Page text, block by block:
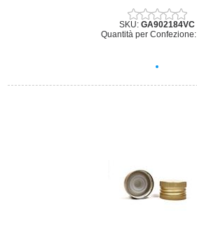
SKU: GA902184VC
Quantità per Confezione: